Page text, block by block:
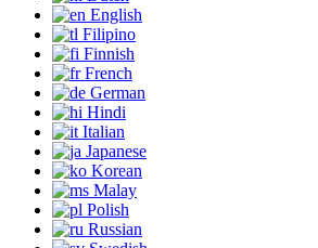
English
Filipino
Finnish
French
German
Hindi
Italian
Japanese
Korean
Malay
Polish
Russian